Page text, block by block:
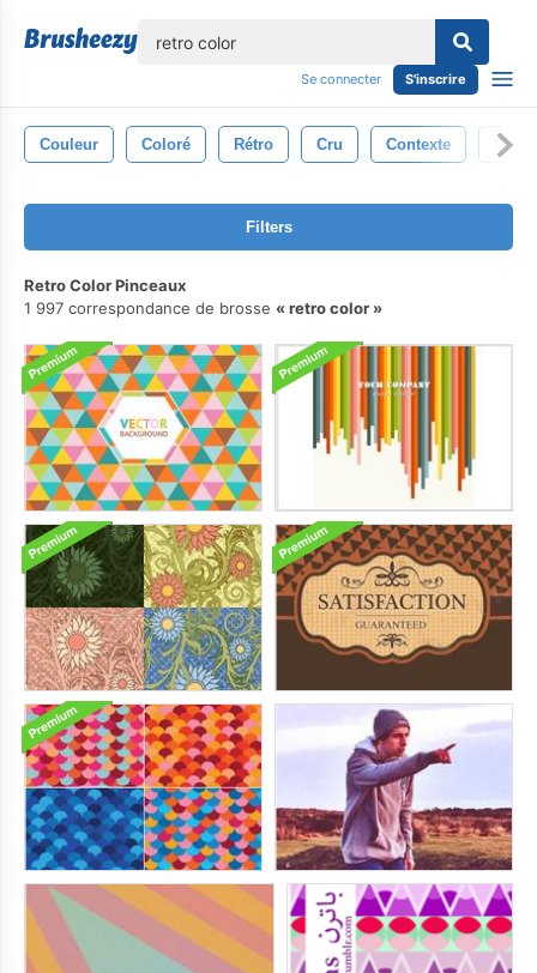
Se connecter S'inscrire
Couleur Coloré Rétro Cru Contexte
Filters
Retro Color Pinceaux
1 997 correspondance de brosse
retro color